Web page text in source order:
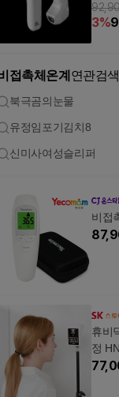
3%
접촉체온계 연관검
북극곰의눈물
유정임포기김치8
신미사여성슬리퍼
비접
휴비
정